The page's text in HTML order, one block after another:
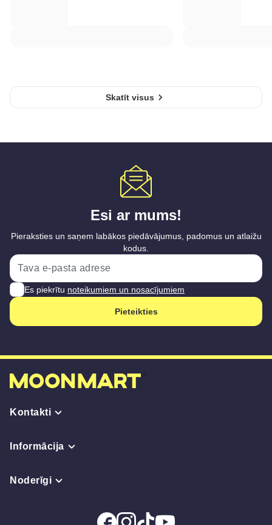
Skatīt visus
Esi ar mums!
Pieraksties un saņem labākos piedāvājumus, padomus un atlaižu
kodus.
Es piekrītu noteikumiem un nosacījumiem
Pieteikties
Kontakti
Informācija
Noderīgi